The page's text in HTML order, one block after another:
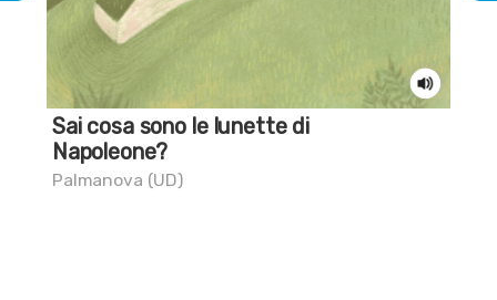
Sai cosa sono le lunette di
Napoleone?
Palmanova (UD)